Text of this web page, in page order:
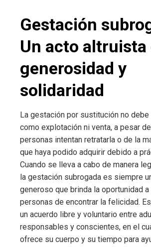
Gestación
Un acto altruista
generosidad y
solidaridad
La gestación por sustitución no
como explotación ni venta, a pesar
personas intentan retratarla o de la
que haya podido adquirir debido a
Cuando se lleva a cabo de manera
la gestación subrogada es siempre
generoso que brinda la oportunidad a
personas de encontrar la felicidad.
un acuerdo libre y voluntario entre
responsables y conscientes, en el
ofrece su cuerpo y su tiempo para